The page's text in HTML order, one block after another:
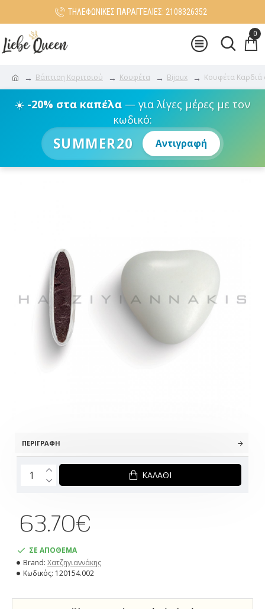
ΤΗΛΕΦΩΝΙΚΕΣ ΠΑΡΑΓΓΕΛΙΕΣ: 2108326352
0
Βάπτιση Κοριτσιού Κουφέτα Bijoux Κουφέτα Καρδιά
☀️ -20% στα καπέλα— για λίγες μέρες με τον
κωδικό:
SUMMER20 Αντιγραφή
ΠΕΡΙΓΡΑΦΉ
ΣΕ ΑΠΟΘΕΜΑ
Brand: Χατζηγιαννάκης
Κωδικός: 120154.002
63.70€
ΚΑΛΆΘΙ